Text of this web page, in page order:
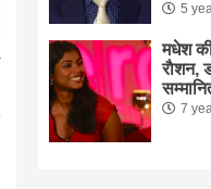
5
मधेश
राैशन,
7